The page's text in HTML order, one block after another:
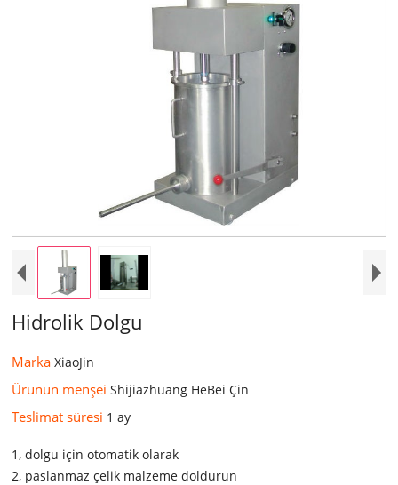
Hidrolik Dolgu
MarkaXiaoJin
Ürünün menşeiShijiazhuang HeBei Çin
Teslimat süresi 1 ay
1, dolgu için otomatik olarak
2, paslanmaz çelik malzeme doldurun